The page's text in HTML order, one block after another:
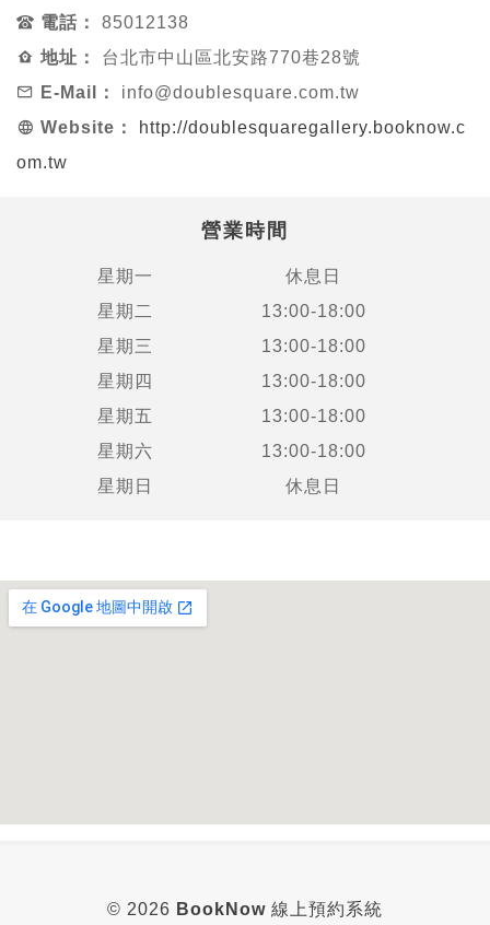
電話：
85012138
地址：
台北市中山區北安路770巷28號
E-Mail：
info@doublesquare.com.tw
Website：
http://doublesquaregallery.booknow.c
om.tw
營業時間
星期一
休息日
星期二
13:00-18:00
星期三
13:00-18:00
星期四
13:00-18:00
星期五
13:00-18:00
星期六
13:00-18:00
星期日
休息日
© 2026 BookNow 線上預約系統